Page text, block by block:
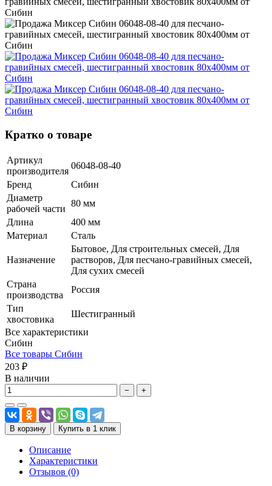
Кратко о товаре
Артикул
производителя
06048-08-40
Бренд
Сибин
Диаметр
рабочей части
80 мм
Длина
400 мм
Материал
Сталь
Назначение
Бытовое, Для строительных смесей, Для
растворов, Для песчано-гравийных смесей,
Для сухих смесей
Страна
производства
Россия
Тип
хвостовика
Шестигранный
Все характеристики
Сибин
Все товары Сибин
203 ₽
В наличии
− +
В корзину Купить в 1 клик
Описание
Характеристики
Отзывов (0)